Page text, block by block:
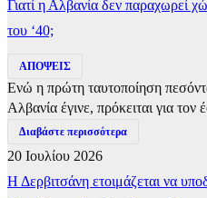
Γιατί η Αλβανία δεν παραχωρεί
του ‘40;
ΑΠΟΨΕΙΣ
Ενώ η πρώτη ταυτοποίηση
Αλβανία έγινε, πρόκειται για τον
Διαβάστε περισσότερα
20 Ιουλίου 2026
Η Δερβιτσάνη ετοιμάζεται να